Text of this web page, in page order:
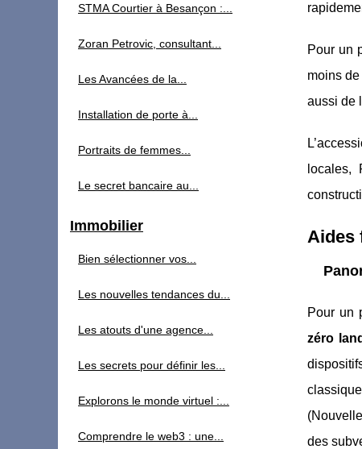
Pour un
moins
aussi de
locales,
Aides
Pour un
zéro
des
STMA Courtier à Besançon :...
Zoran Petrovic, consultant...
Les Avancées de la...
Installation de porte à...
Portraits de femmes...
Le secret bancaire au...
Immobilier
Bien sélectionner vos...
Les nouvelles tendances du...
Les atouts d'une agence...
Les secrets pour définir les...
Explorons le monde virtuel :...
Comprendre le web3 : une...